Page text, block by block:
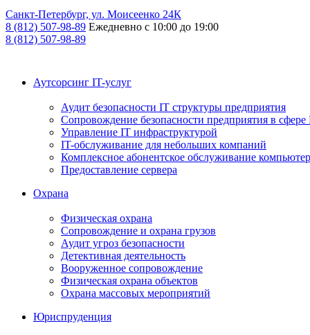
Санкт-Петербург, ул. Моисеенко 24К
8 (812) 507-98-89 Ежедневно с 10:00 до 19:00
8 (812) 507-98-89
Аутсорсинг IT-услуг
Аудит безопасности IT структуры предприятия
Сопровождение безопасности предприятия в сфере
Управление IT инфраструктурой
IT-обслуживание для небольших компаний
Комплексное абонентское обслуживание
Предоставление сервера
Охрана
Физическая охрана
Сопровождение и охрана грузов
Аудит угроз безопасности
Детективная деятельность
Вооруженное сопровождение
Физическая охрана объектов
Охрана массовых мероприятий
Юриспруденция